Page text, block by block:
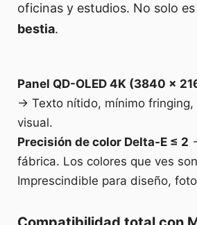
oficinas y estudios. No solo
bestia.
Panel QD-OLED 4K (3840 ×
→ Texto nítido, mínimo fringing,
visual.
Precisión de color Delta-E ≤ 2
fábrica. Los colores que ves
Imprescindible para diseño,